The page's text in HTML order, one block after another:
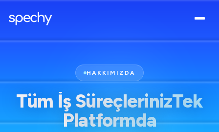
HAKKIMIZDA
Tüm İş SüreçlerinizTek
Platformda